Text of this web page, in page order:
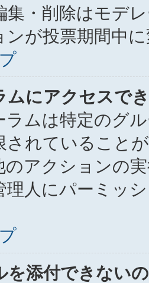
集・削除はモデ
ンが投票期間中
ムにアクセスで
ラムは特定のグ
されていること
のアクションの
理人にパーミッ
を添付できない